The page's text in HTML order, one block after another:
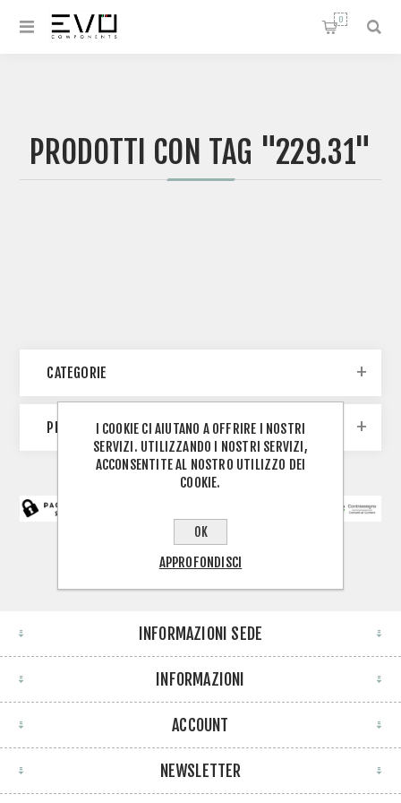
0
PRODOTTI CON TAG "229.31"
CATEGORIE
PRODUTTORI
INFORMAZIONI SEDE
INFORMAZIONI
ACCOUNT
NEWSLETTER
I COOKIE CI AIUTANO A OFFRIRE I NOSTRI
SERVIZI. UTILIZZANDO I NOSTRI SERVIZI,
ACCONSENTITE AL NOSTRO UTILIZZO DEI
COOKIE.
OK
APPROFONDISCI